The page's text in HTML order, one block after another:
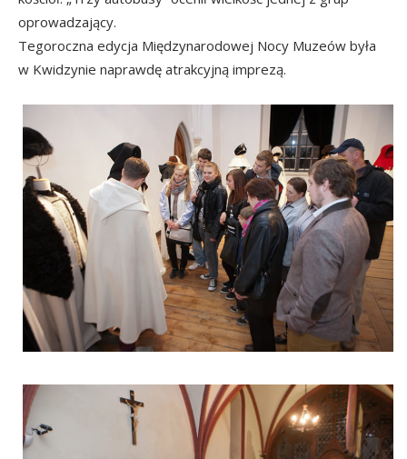
oprowadzający.
Tegoroczna edycja Międzynarodowej Nocy Muzeów była
w Kwidzynie naprawdę atrakcyjną imprezą.